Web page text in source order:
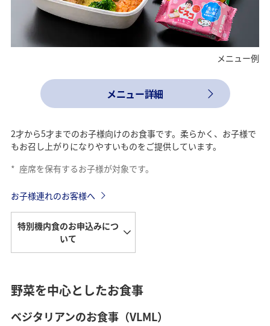
メニュー例
メニュー詳細
2才から5才までのお子様向けのお食事です。柔らかく、お子様で
もお召し上がりになりやすいものをご提供しています。
* 座席を保有するお子様が対象です。
お子様連れのお客様へ
特別機内食のお申込みにつ
いて
野菜を中心としたお食事
ベジタリアンのお食事（VLML）